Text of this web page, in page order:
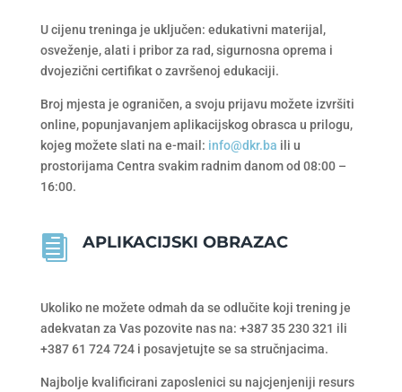
U cijenu treninga je uključen: edukativni materijal,
osveženje, alati i pribor za rad, sigurnosna oprema i
dvojezični certifikat o završenoj edukaciji.
Broj mjesta je ograničen, a svoju prijavu možete izvršiti
online, popunjavanjem aplikacijskog obrasca u prilogu,
kojeg možete slati na e-mail: info@dkr.ba ili u
prostorijama Centra svakim radnim danom od 08:00 –
16:00.
 APLIKACIJSKI OBRAZAC
Ukoliko ne možete odmah da se odlučite koji trening je
adekvatan za Vas pozovite nas na: +387 35 230 321 ili
+387 61 724 724 i posavjetujte se sa stručnjacima.
Najbolje kvalificirani zaposlenici su najcjenjeniji resurs